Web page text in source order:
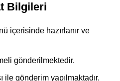
Bilgileri
içerisinde hazırlanır ve
gönderilmektedir.
ile gönderim yapılmaktadır.